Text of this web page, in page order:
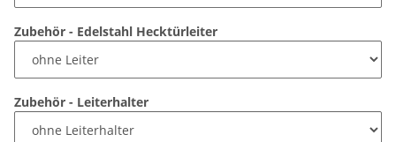
Zubehör - Edelstahl Hecktürleiter
Zubehör - Leiterhalter